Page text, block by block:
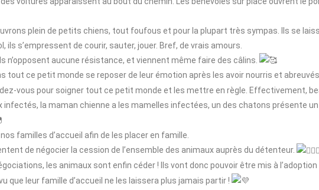
plein de petits chiens, tout foufous et pour la plupart très sympas. Ils se
s’empressent de courir, sauter, jouer. Bref, de vrais amours.
aucune résistance, et viennent même faire des câlins.
tout ce petit monde se reposer de leur émotion après les avoir nourris et
vous pour soigner tout ce petit monde et les mettre en règle. Effectivement,
infectés, la maman chienne a les mamelles infectées, un des chatons présente
familles d’accueil afin de les placer en famille.
de négocier la cession de l’ensemble des animaux auprès du détenteur.
les animaux sont enfin céder ! Ils vont donc pouvoir être mis à
que leur famille d’accueil ne les laissera plus jamais partir !